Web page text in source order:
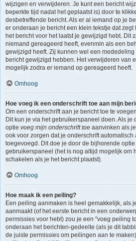
wijzigen en verwijderen. Je kunt een bericht
beperkte tijd nadat het geplaatst is) door te
desbetreffende bericht. Als er al iemand op je
er onderaan je bericht een klein tekstje dat
het bericht voor het laatst je gewijzigd hebt. Dit
niemand gereageerd heeft, evenmin als een
gewijzigd heeft. Zij kunnen wel een
bericht gewijzigd hebben. Het verwijderen van
mogelijk zodra er iemand op gereageerd heeft.
Omhoog
Hoe voeg ik een onderschrift toe aan mijn
Om een onderschrift aan je bericht toe te
Dit kun je via het gebruikerspaneel doen. Als je
optie voeg mijn onderschrift toe aanvinken als
ook voor zorgen dat je onderschrift
toegevoegd. Dit doe je door de bijhorende
gebruikerspaneel (het is nog altijd mogelijk om
schakelen als je het bericht plaatst).
Omhoog
Hoe maak ik een peiling?
Een peiling aanmaken is heel gemakkelijk, als
aanmaakt (of het eerste bericht in een
permissies voor hebt) zou je een "voeg peiling
onderaan het berichten-gedeelte (als je dit
de juiste permissies om peilingen aan te